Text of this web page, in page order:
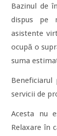
Bazinul de
dispus pe
asistente
ocupă o
suma
Beneficiarul
servicii de
Acesta nu
Relaxare în